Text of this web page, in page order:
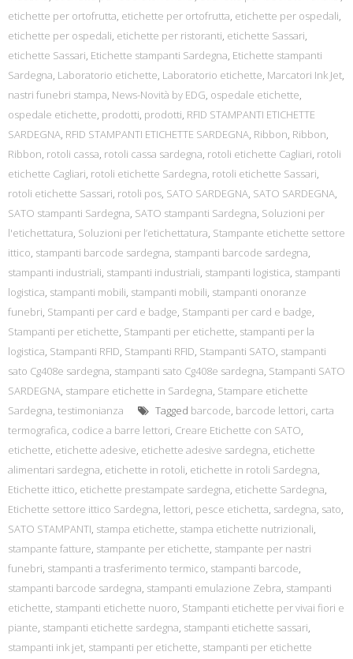
etichette per ortofrutta, etichette per ortofrutta, etichette per ospedali,
etichette per ospedali, etichette per ristoranti, etichette Sassari,
etichette Sassari, Etichette stampanti Sardegna, Etichette stampanti
Sardegna, Laboratorio etichette, Laboratorio etichette, Marcatori Ink Jet,
nastri funebri stampa, News-Novità by EDG, ospedale etichette,
ospedale etichette, prodotti, prodotti, RFID STAMPANTI ETICHETTE
SARDEGNA, RFID STAMPANTI ETICHETTE SARDEGNA, Ribbon, Ribbon,
Ribbon, rotoli cassa, rotoli cassa sardegna, rotoli etichette Cagliari, rotoli
etichette Cagliari, rotoli etichette Sardegna, rotoli etichette Sassari,
rotoli etichette Sassari, rotoli pos, SATO SARDEGNA, SATO SARDEGNA,
SATO stampanti Sardegna, SATO stampanti Sardegna, Soluzioni per
l'etichettatura, Soluzioni per l’etichettatura, Stampante etichette settore
ittico, stampanti barcode sardegna, stampanti barcode sardegna,
stampanti industriali, stampanti industriali, stampanti logistica, stampanti
logistica, stampanti mobili, stampanti mobili, stampanti onoranze
funebri, Stampanti per card e badge, Stampanti per card e badge,
Stampanti per etichette, Stampanti per etichette, stampanti per la
logistica, Stampanti RFID, Stampanti RFID, Stampanti SATO, stampanti
sato Cg408e sardegna, stampanti sato Cg408e sardegna, Stampanti SATO
SARDEGNA, stampare etichette in Sardegna, Stampare etichette
Sardegna, testimonianza Tagged barcode, barcode lettori, carta
termografica, codice a barre lettori, Creare Etichette con SATO,
etichette, etichette adesive, etichette adesive sardegna, etichette
alimentari sardegna, etichette in rotoli, etichette in rotoli Sardegna,
Etichette ittico, etichette prestampate sardegna, etichette Sardegna,
Etichette settore ittico Sardegna, lettori, pesce etichetta, sardegna, sato,
SATO STAMPANTI, stampa etichette, stampa etichette nutrizionali,
stampante fatture, stampante per etichette, stampante per nastri
funebri, stampanti a trasferimento termico, stampanti barcode,
stampanti barcode sardegna, stampanti emulazione Zebra, stampanti
etichette, stampanti etichette nuoro, Stampanti etichette per vivai fiori e
piante, stampanti etichette sardegna, stampanti etichette sassari,
stampanti ink jet, stampanti per etichette, stampanti per etichette